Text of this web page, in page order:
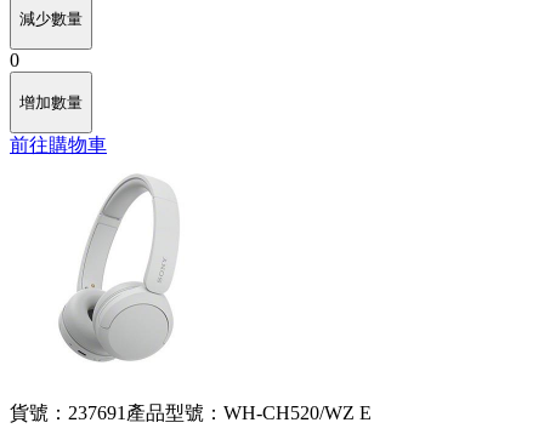
減少數量
0
增加數量
前往購物車
貨號：237691 產品型號：WH-CH520/WZ E